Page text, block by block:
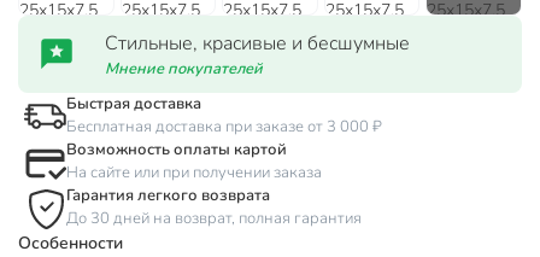
Стильные, красивые и бесшумные
Мнение покупателей
Быстрая доставка
Бесплатная доставка при заказе от 3 000 ₽
Возможность оплаты картой
На сайте или при получении заказа
Гарантия легкого возврата
До 30 дней на возврат, полная гарантия
Особенности